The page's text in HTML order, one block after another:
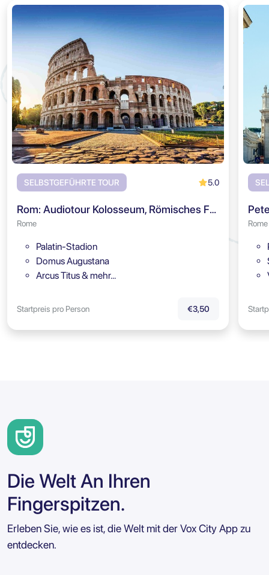
SELBSTGEFÜHRTE TOUR 5.0
Rom: Audiotour Kolosseum, Römisches Forum & Palatin
Rome
Palatin-Stadion
Domus Augustana
Arcus Titus & mehr…
Startpreis pro Person €3,50
Rome
Die Welt An Ihren
Fingerspitzen.
Erleben Sie, wie es ist, die Welt mit der Vox City App zu
entdecken.